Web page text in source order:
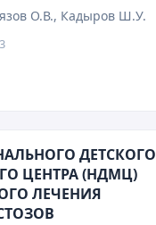
О.В., Кадыров Ш.У.
ДЕТСКОГО
ЦЕНТРА (НДМЦ)
ЛЕЧЕНИЯ